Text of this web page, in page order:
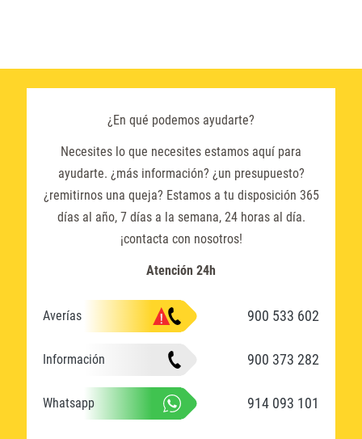
¿En qué podemos ayudarte?
Necesites lo que necesites estamos aquí para
ayudarte. ¿más información? ¿un presupuesto?
¿remitirnos una queja? Estamos a tu disposición 365
días al año, 7 días a la semana, 24 horas al día.
¡contacta con nosotros!
Atención 24h
Averías 900 533 602
Información 900 373 282
Whatsapp 914 093 101